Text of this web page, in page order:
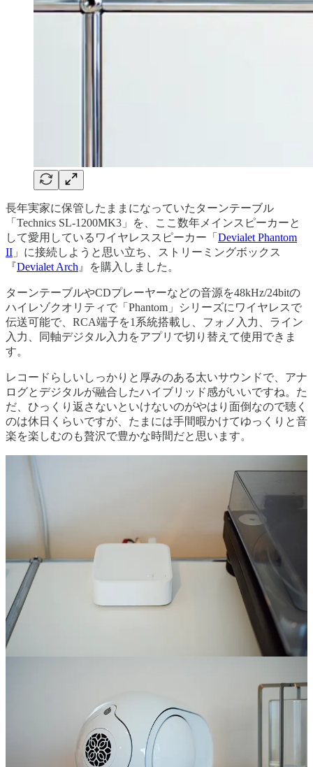
長年実家に保管したままになっていたターンテーブル
「Technics SL-1200MK3」を、ここ数年メインスピーカーと
して愛用しているワイヤレススピーカー「 Devialet Phantom
II 」に接続しようと思い立ち、ストリーミングボックス
『Devialet Arch 』を購入しました。
ターンテーブルやCDプレーヤーなどの音源を48kHz/24bitの
ハイレゾクオリティで「Phantom」シリーズにワイヤレスで
伝送可能で、RCA端子を1系統搭載し、フォノ入力、ライン
入力、同軸デジタル入力をアプリで切り替えて使用できま
す。
レコードらしいしっかりと厚みのある太いサウンドで、アナ
ログとデジタルが融合したハイブリッド感がいいですね。た
だ、ひっくり返さないといけないのがやはり面倒なので聴く
のは休日くらいですが、たまには手間暇かけてゆっくりと音
楽を楽しむのも贅沢で豊かな時間だと思います。
ボクは中学生の頃に「Technics SL-1200MK3」を2台と
「Vestax」のDJミキサーを買ってDJを始めました。それから
数年後に「Scratch Live」が登場したことでMacとターンテー
ーラーに完全移行。自宅を占有していた千数百枚ものアナロ
ターンテーブルは思い入れが強くて手放すことができずにい
ました。かと言って実家に眠らせておくのももったいないの
で、ずっとどうにかできないかと思っていたんですよね。